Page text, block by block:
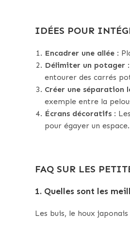
IDÉES POUR
Encadrer une allée :
Délimiter un potager
entourer des carrés
Créer une séparation
exemple entre la
Écrans décoratifs :
pour égayer un espace.
FAQ SUR LES
1. Quelles sont les
Les buis, le houx